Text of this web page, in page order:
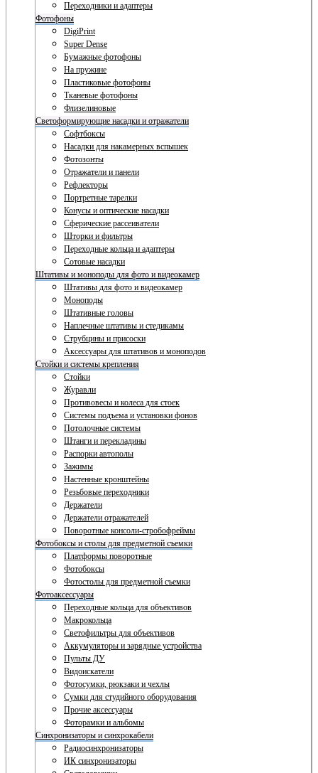
Переходники и адаптеры
Фотофоны
DigiPrint
Super Dense
Бумажные фотофоны
На пружине
Пластиковые фотофоны
Тканевые фотофоны
Флизелиновые
Светоформирующие насадки и отражатели
Софтбоксы
Насадки для накамерных вспышек
Фотозонты
Отражатели и панели
Рефлекторы
Портретные тарелки
Конусы и оптические насадки
Сферические рассеиватели
Шторки и фильтры
Переходные кольца и адаптеры
Сотовые насадки
Штативы и моноподы для фото и видеокамер
Штативы для фото и видеокамер
Моноподы
Штативные головы
Наплечные штативы и стедикамы
Струбцины и присоски
Аксессуары для штативов и моноподов
Стойки и системы крепления
Стойки
Журавли
Противовесы и колеса для стоек
Системы подъема и установки фонов
Потолочные системы
Штанги и перекладины
Распорки автополы
Зажимы
Настенные кронштейны
Резьбовые переходники
Держатели
Держатели отражателей
Поворотные консоли-стробофреймы
Фотобоксы и столы для предметной съемки
Платформы поворотные
Фотобоксы
Фотостолы для предметной съемки
Фотоаксессуары
Переходные кольца для объективов
Макрокольца
Светофильтры для объективов
Аккумуляторы и зарядные устройства
Пульты ДУ
Видоискатели
Фотосумки, рюкзаки и чехлы
Сумки для студийного оборудования
Прочие аксессуары
Фоторамки и альбомы
Синхронизаторы и синхрокабели
Радиосинхронизаторы
ИК синхронизаторы